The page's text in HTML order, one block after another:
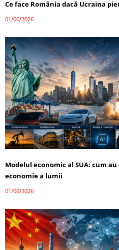
Ce face România dacă Ucraina
01/06/2026
Modelul economic al SUA: cum
economie a lumii
01/06/2026